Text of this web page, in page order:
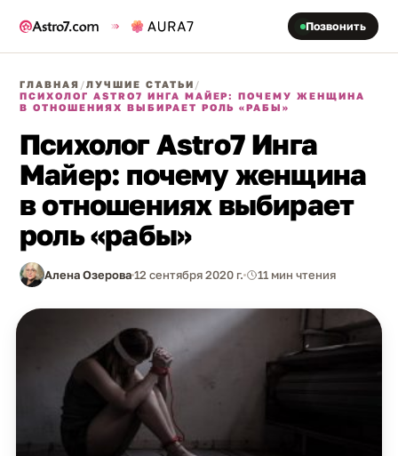
Позвонить
ГЛАВНАЯ /ЛУЧШИЕ СТАТЬИ /
ПСИХОЛОГ ASTRO7 ИНГА МАЙЕР: ПОЧЕМУ ЖЕНЩИНА
В ОТНОШЕНИЯХ ВЫБИРАЕТ РОЛЬ «РАБЫ»
Психолог Astro7 Инга
Майер: почему женщина
в отношениях выбирает
роль «рабы»
Алена Озерова12 сентября 2020 г. 11 мин чтения